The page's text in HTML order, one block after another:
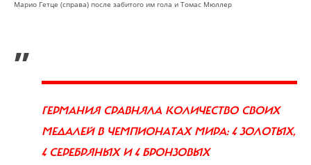
Марио Гетце (справа) после забитого им гола и Томас Мюллер
„
ГЕРМАНИЯ СРАВНЯЛА КОЛИЧЕСТВО СВОИХ
МЕДАЛЕЙ В ЧЕМПИОНАТАХ МИРА: 4 ЗОЛОТЫХ,
4 СЕРЕБРЯНЫХ И 4 БРОНЗОВЫХ